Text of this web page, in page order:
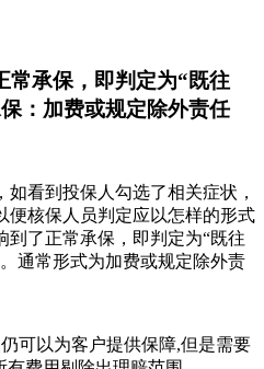
常承保，即判定为“既往
：加费或规定除外责任
看到投保人勾选了相关症状，
便核保人员判定应以怎样的形式
到了正常承保，即判定为“既往
通常形式为加费或规定除外责